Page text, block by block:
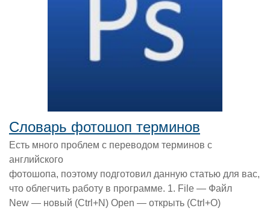
Словарь фотошоп терминов
Есть много проблем с переводом терминов с
английского
фотошопа, поэтому подготовил данную статью для вас,
что облегчить работу в программе. 1. File — Файл
New — новый (Ctrl+N) Open — открыть (Ctrl+O)